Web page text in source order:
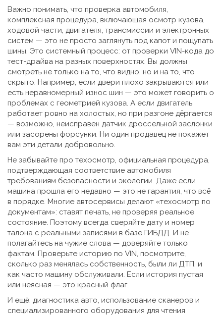
Важно понимать, что проверка автомобиля,
комплексная процедура, включающая осмотр кузова,
ходовой части, двигателя, трансмиссии и электронных
систем — это не просто заглянуть под капот и пощупать
шины. Это системный процесс: от проверки VIN-кода до
тест-драйва на разных поверхностях. Вы должны
смотреть не только на то, что видно, но и на то, что
скрыто. Например, если двери плохо закрываются или
есть неравномерный износ шин — это может говорить о
проблемах с геометрией кузова. А если двигатель
работает ровно на холостых, но при разгоне дёргается
— возможно, неисправен датчик дроссельной заслонки
или засорены форсунки. Ни один продавец не покажет
вам эти детали добровольно.
Не забывайте про техосмотр, официальная процедура,
подтверждающая соответствие автомобиля
требованиям безопасности и экологии. Даже если
машина прошла его недавно — это не гарантия, что всё
в порядке. Многие автосервисы делают «техосмотр по
документам»: ставят печать, не проверяя реальное
состояние. Поэтому всегда сверяйте дату и номер
талона с реальными записями в базе ГИБДД. И не
полагайтесь на чужие слова — доверяйте только
фактам. Проверьте историю по VIN, посмотрите,
сколько раз менялась собственность, были ли ДТП, и
как часто машину обслуживали. Если история пустая
или неясная — это красный флаг.
И ещё: диагностика авто, использование сканеров и
специализированного оборудования для чтения